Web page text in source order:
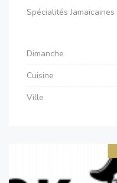
Spécialités Jamaïcaines
Dimanche
Cuisine
Ville